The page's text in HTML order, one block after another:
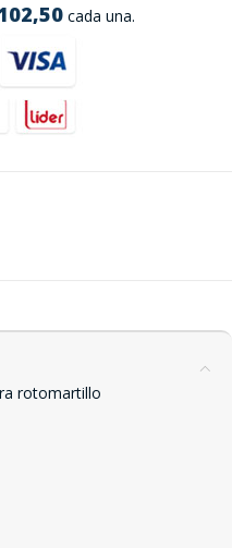
cada una.
rotomartillo